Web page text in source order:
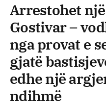
Arrestohet
Gostivar –
nga provat e
gjatë
edhe një
ndihmë